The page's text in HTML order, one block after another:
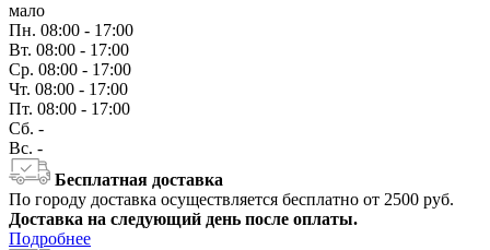
мало
Пн. 08:00 - 17:00
Вт. 08:00 - 17:00
Ср. 08:00 - 17:00
Чт. 08:00 - 17:00
Пт. 08:00 - 17:00
Сб. -
Вс. -
Бесплатная доставка
По городу доставка осуществляется бесплатно от 2500 руб.
Доставка на следующий день после оплаты.
Подробнее